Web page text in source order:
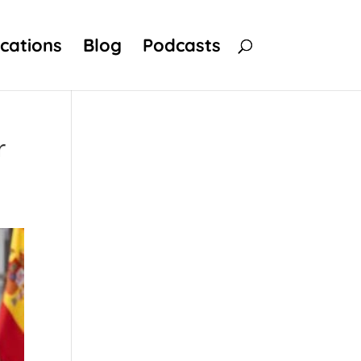
Blog Podcasts